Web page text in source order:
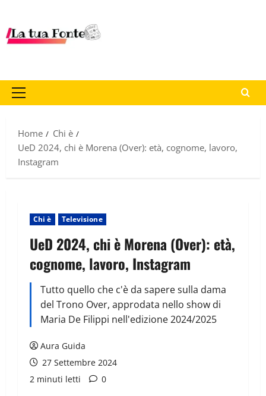
Home
Chi è
UeD 2024, chi è Morena (Over): età, cognome, lavoro,
Instagram
Chi è Televisione
UeD 2024, chi è Morena (Over): età,
cognome, lavoro, Instagram
Tutto quello che c'è da sapere sulla dama
del Trono Over, approdata nello show di
Maria De Filippi nell'edizione 2024/2025
Aura Guida
27 Settembre 2024
2 minuti letti
0